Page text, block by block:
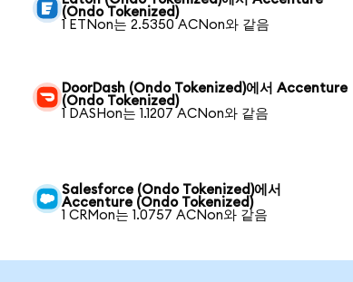
(Ondo Tokenized)
1 ETNon는 2.5350 ACNon와 같음
DoorDash (Ondo Tokenized)에서 Accenture
(Ondo Tokenized)
1 DASHon는 1.1207 ACNon와 같음
Salesforce (Ondo Tokenized)에서
Accenture (Ondo Tokenized)
1 CRMon는 1.0757 ACNon와 같음